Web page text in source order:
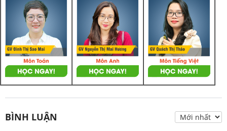
BÌNH LUẬN